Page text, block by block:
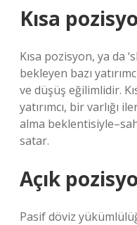
Kısa
Kısa pozisyon, ya da
bekleyen bazı
ve düşüş eğilimlidir.
yatırımcı, bir varlığı
alma
satar.
Açık
Pasif döviz